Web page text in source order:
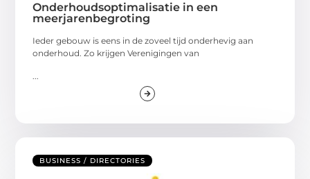
Onderhoudsoptimalisatie in een
meerjarenbegroting
Ieder gebouw is eens in de zoveel tijd onderhevig aan
onderhoud. Zo krijgen Verenigingen van
BUSINESS / DIRECTORIES